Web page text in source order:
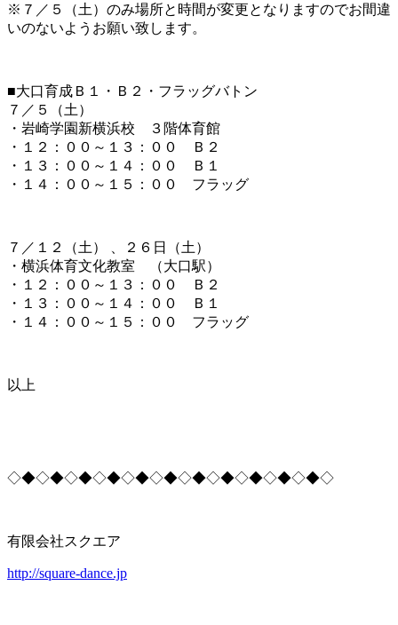
※７／５（土）のみ場所と時間が変更となりますのでお間違
いのないようお願い致します。
■大口育成Ｂ１・Ｂ２・フラッグバトン
７／５（土）
・岩崎学園新横浜校 ３階体育館
・１２：００～１３：００ Ｂ２
・１３：００～１４：００ Ｂ１
・１４：００～１５：００ フラッグ
７／１２（土） 、２６日（土）
・横浜体育文化教室 （大口駅）
・１２：００～１３：００ Ｂ２
・１３：００～１４：００ Ｂ１
・１４：００～１５：００ フラッグ
以上
◇◆◇◆◇◆◇◆◇◆◇◆◇◆◇◆◇◆◇◆◇◆◇
有限会社スクエア
http://square-dance.jp